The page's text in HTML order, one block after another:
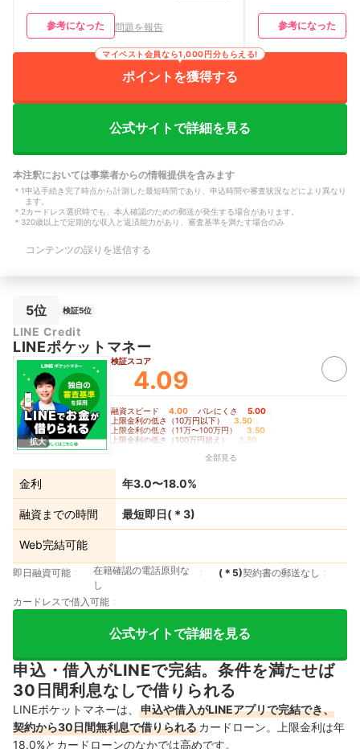
ったので今のところ家族にもバレずに借
り入れできた。 【借入・返済の利便
性】 スマホのみで返済できてインター
ネット返済なら手数料もかからないので
その点は便利だと思う。 【基本情報】
年収：300万円〜399万円 職業：正社員
借入用途：生活費、交際費（会社・友達
30分〜1時間 借入限度額：71万円〜100
参考になった 問題を報告
振り込みをして返
楽でとても良いで
収：300万円〜399
借入用途：ギャン
円〜150万円 借入
参考になった
ポイントを獲得する
マイベスト会員なら1,000円分もらえる!
公式サイトで詳細を見る
本注釈においては事業者からの情報提供を含みます
＊ 1申込手続き完了時点から計測した最短時間であり、申込時間や審査状況などにより異なり
ます。
＊ 2カードレス選択時でも、本人確認のための郵送が発生する場合があります。
＊ 320歳以上で定期的な収入と返済能力があり、審査基準を満たす場合のみ
コンテンツの誤りを送信する
5位 検証5位
LINE Credit
LINEポケットマネー
拡大
検証スコア
4.09
融資スピード 4.00 バレにくさ 5.00
上限金利の低さ（10万円以下） 3.50
上限金利の低さ（11万〜100万円） 3.50
上限金利の低さ（100万円超え） 3.50
全部見る
金利 年3.0〜18.0%
融資までの時間 最短即日(＊3)
Web完結可能
即日融資可能
在籍確認の電話原則な
し
(＊ 5)契約書の郵送なし
カードレスで借入可能
公式サイトで詳細を見る
申込・借入がLINEで完結。条件を満たせば
30日間利息なしで借りられる
LINEポケットマネーは、
申込や借入がLINEアプリで完結でき、
契約から30日間無利息で借りられるカードローン。上限金利は年
18.0%とカードローンのなかでは高めです。